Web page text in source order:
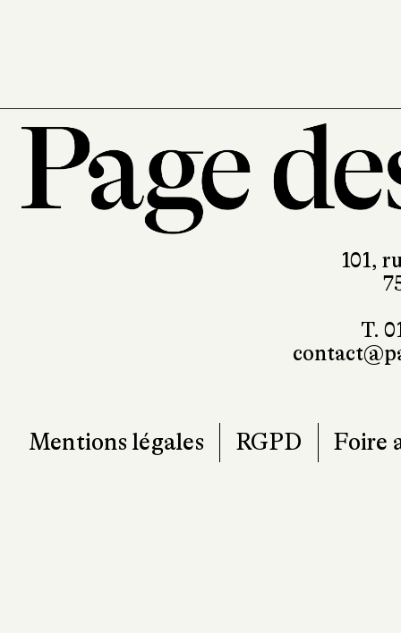
101,
T.
Mentions légales RGPD Foire